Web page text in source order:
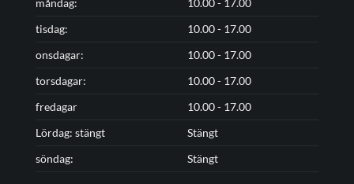
måndag:
10.00 - 17.00
tisdag:
10.00 - 17.00
onsdagar:
10.00 - 17.00
torsdagar:
10.00 - 17.00
fredagar
10.00 - 17.00
Lördag: stängt
Stängt
söndag:
Stängt